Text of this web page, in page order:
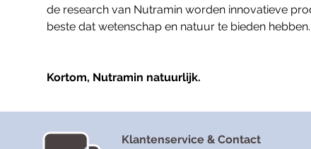
de research van Nutramin worden innovatieve
beste dat wetenschap en natuur te bieden hebben.
Kortom, Nutramin natuurlijk.
Klantenservice & Contact